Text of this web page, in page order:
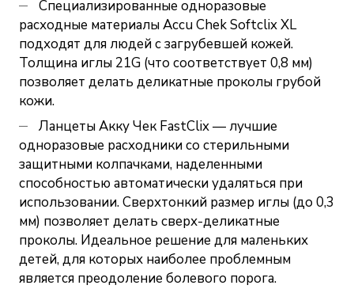
Специализированные одноразовые
расходные материалы Accu Chek Softclix XL
подходят для людей с загрубевшей кожей.
Толщина иглы 21G (что соответствует 0,8 мм)
позволяет делать деликатные проколы грубой
кожи.
Ланцеты Акку Чек FastClix — лучшие
одноразовые расходники со стерильными
защитными колпачками, наделенными
способностью автоматически удаляться при
использовании. Сверхтонкий размер иглы (до 0,3
мм) позволяет делать сверх-деликатные
проколы. Идеальное решение для маленьких
детей, для которых наиболее проблемным
является преодоление болевого порога.